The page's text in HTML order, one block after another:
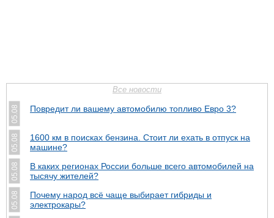
Все новости
05.08 Повредит ли вашему автомобилю топливо Евро 3?
05.08
1600 км в поисках бензина. Стоит ли ехать в отпуск на
машине?
05.08
В каких регионах России больше всего автомобилей на
тысячу жителей?
05.08
Почему народ всё чаще выбирает гибриды и
электрокары?